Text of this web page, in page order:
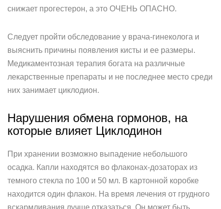
снижает прогестерон, а это ОЧЕНЬ ОПАСНО.
Следует пройти обследование у врача-гинеколога и
выяснить причины появления кисты и ее размеры.
Медикаментозная терапия богата на различные
лекарственные препараты и не последнее место среди
них занимает циклодион.
Нарушения обмена гормонов, на
которые влияет Циклодинон
При хранении возможно выпадение небольшого
осадка. Капли находятся во флаконах-дозаторах из
темного стекла по 100 и 50 мл. В картонной коробке
находится один флакон. На время лечения от грудного
вскармливания лучше отказаться. Он может быть